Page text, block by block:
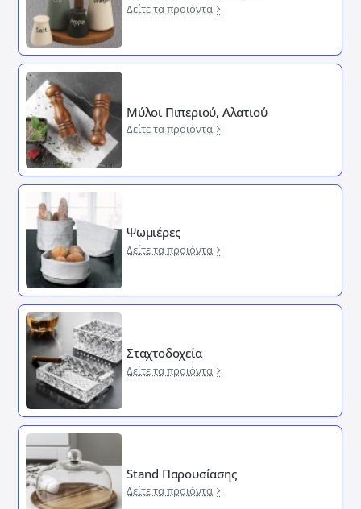
Δείτε τα προιόντα
Μύλοι Πιπεριού, Αλατιού
Δείτε τα προιόντα
Ψωμιέρες
Δείτε τα προιόντα
Σταχτοδοχεία
Δείτε τα προιόντα
Stand Παρουσίασης
Δείτε τα προιόντα